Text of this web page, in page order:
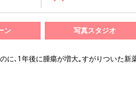
ン 写真スタジオ
､1年後に腫瘍が増大｡すがりついた新